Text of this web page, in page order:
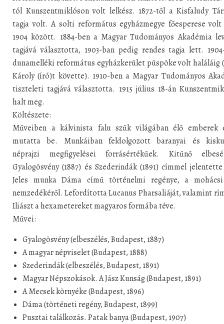
tól Kunszentmiklóson volt lelkész. 1872-től a Kisfaludy
tagja volt. A solti református egyházmegye főesperese volt
1904 között. 1884-ben a Magyar Tudományos Akadémia
tagjává választotta, 1903-ban pedig rendes tagja lett.
dunamelléki református egyházkerület püspöke volt haláláig
Károly (író)t követte). 1910-ben a Magyar Tudományos
tiszteleti tagjává választotta. 1915 július 18-án
halt meg.
Költészete:
Műveiben a kálvinista falu szűk világában élő emberek
mutatta be. Munkáiban feldolgozott baranyai és
néprajzi megfigyelései forrásértékűek. Kitűnő
Gyalogösvény (1887) és Szederindák (1891) címmel
Jeles munka Dáma című történelmi regénye, a
nemzedékéről. Lefordította Lucanus Pharsaliáját, valamint
Iliászt a hexametereket magyaros formába téve.
Művei:
Gyalogösvény (elbeszélés, Budapest, 1887)
A magyar népviselet (Budapest, 1888)
Szederindák (elbeszélés, Budapest, 1891)
Magyar Népszokások. A Jász Kunság (Budapest, 1891)
A Mecsek környéke (Budapest, 1896)
Dáma (történeti regény, Budapest, 1899)
Pusztai találkozás. Patak banya (Budapest, 1907)